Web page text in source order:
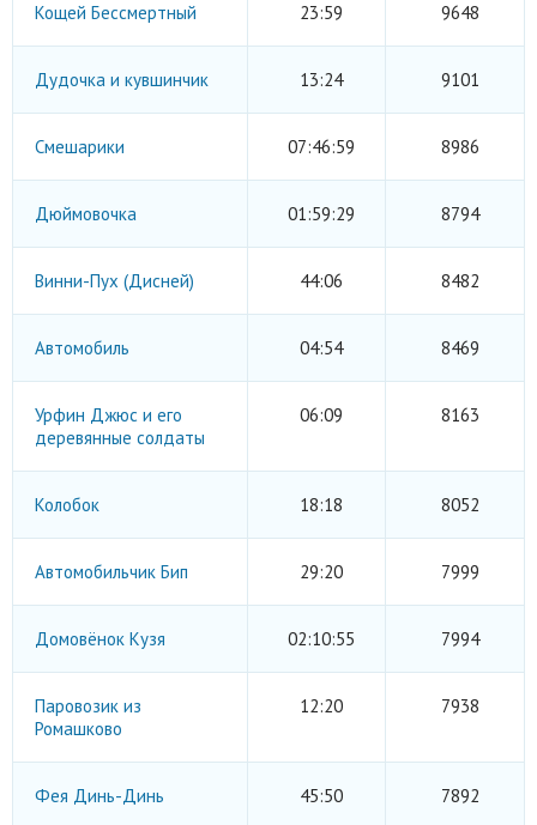
Кощей Бессмертный 23:59 9648
Дудочка и кувшинчик 13:24 9101
Смешарики 07:46:59 8986
Дюймовочка 01:59:29 8794
Винни-Пух (Дисней) 44:06 8482
Автомобиль 04:54 8469
Урфин Джюс и его
деревянные солдаты
06:09 8163
Колобок 18:18 8052
Автомобильчик Бип 29:20 7999
Домовёнок Кузя 02:10:55 7994
Паровозик из
Ромашково
12:20 7938
Фея Динь-Динь 45:50 7892